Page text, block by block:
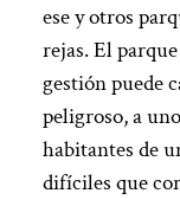
ese y otros
rejas. El
gestión puede
peligroso, a
habitantes de
difíciles que